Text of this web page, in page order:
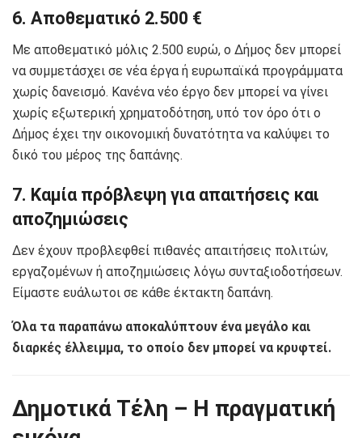
6. Αποθεματικό 2.500 €
Με αποθεματικό μόλις 2.500 ευρώ, ο Δήμος δεν μπορεί
να συμμετάσχει σε νέα έργα ή ευρωπαϊκά προγράμματα
χωρίς δανεισμό. Κανένα νέο έργο δεν μπορεί να γίνει
χωρίς εξωτερική χρηματοδότηση, υπό τον όρο ότι ο
Δήμος έχει την οικονομική δυνατότητα να καλύψει το
δικό του μέρος της δαπάνης.
7. Καμία πρόβλεψη για απαιτήσεις και
αποζημιώσεις
Δεν έχουν προβλεφθεί πιθανές απαιτήσεις πολιτών,
εργαζομένων ή αποζημιώσεις λόγω συνταξιοδοτήσεων.
Είμαστε ευάλωτοι σε κάθε έκτακτη δαπάνη.
Όλα τα παραπάνω αποκαλύπτουν ένα μεγάλο και
διαρκές έλλειμμα, το οποίο δεν μπορεί να κρυφτεί.
Δημοτικά Τέλη – Η πραγματική